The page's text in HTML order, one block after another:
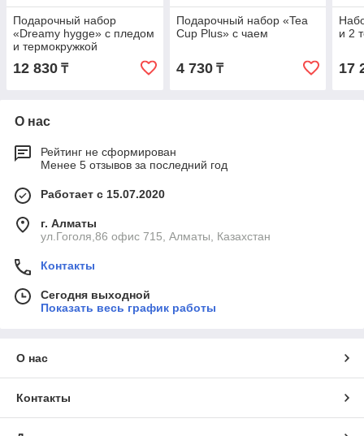
Подарочный набор
«Dreamy hygge» с пледом
и термокружкой
12 830 ₸
Подарочный набор «Tea
Cup Plus» с чаем
4 730₸
и 2
17
О нас
Рейтинг не сформирован
Менее 5 отзывов за последний год
Работает с 15.07.2020
г. Алматы
ул.Гоголя,86 офис 715, Алматы, Казахстан
Контакты
Сегодня выходной
Показать весь график работы
О нас
Контакты